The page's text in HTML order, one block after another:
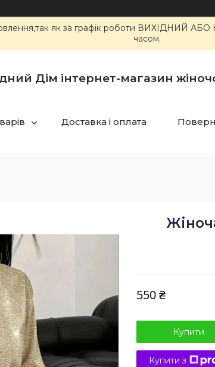
як за графік роботи
часом.
Дім інтернет-магазин
Доставка і оплата
550 ₴
Купити
Купити з